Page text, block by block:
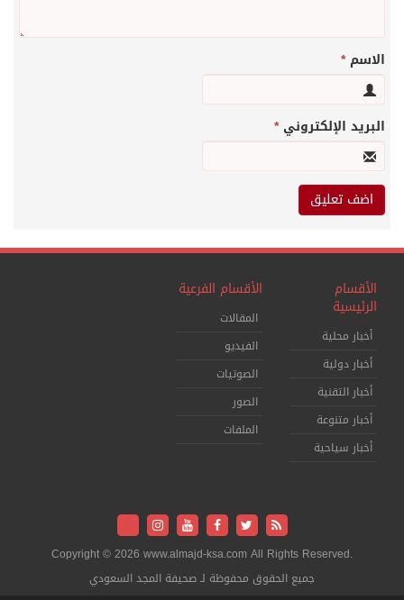
الاسم*
البريد الإلكتروني*
الأقسام
الرئيسية
أخبار محلية
أخبار دولية
أخبار التقنية
أخبار متنوعة
أخبار سياحية
الأقسام الفرعية
المقالات
الفيديو
الصوتيات
الصور
الملفات
Copyright © 2026 www.almajd-ksa.com All Rights Reserved.
جميع الحقوق محفوظة لـ صحيفة المجد السعودي